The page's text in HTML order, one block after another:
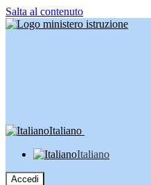
Salta al contenuto
Italiano
Italiano
Accedi